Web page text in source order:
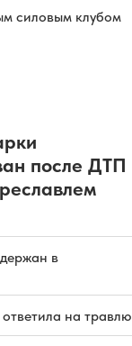
силовым клубом
после ДТП
в
на травлю